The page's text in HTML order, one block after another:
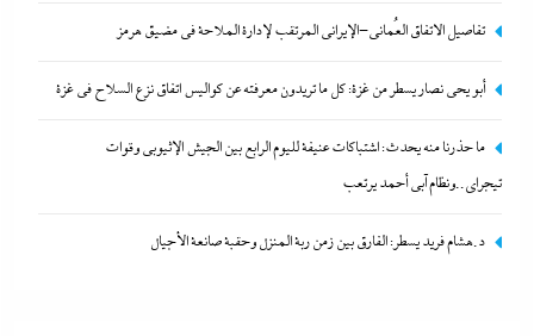
ما حذرنا منه يحدث: اشتباكات عنيفة لليوم الرابع بين الجيش الإثيوبي
وقوات تيجراي..ونظام آبي أحمد يرتعب
تفاصيل الاتفاق العُماني-الإيراني المرتقب لإدارة الملاحة في مضيق هرمز
أبو يحى نصار يسطر من غزة: كل ما تريدون معرفته عن كواليس اتفاق نزع السلاح في غزة
ما حذرنا منه يحدث: اشتباكات عنيفة لليوم الرابع بين الجيش الإثيوبي وقوات
تيجراي..ونظام آبي أحمد يرتعب
د.هشام فريد يسطر: الفارق بين زمن ربة المنزل وحقبة صانعة الأجيال